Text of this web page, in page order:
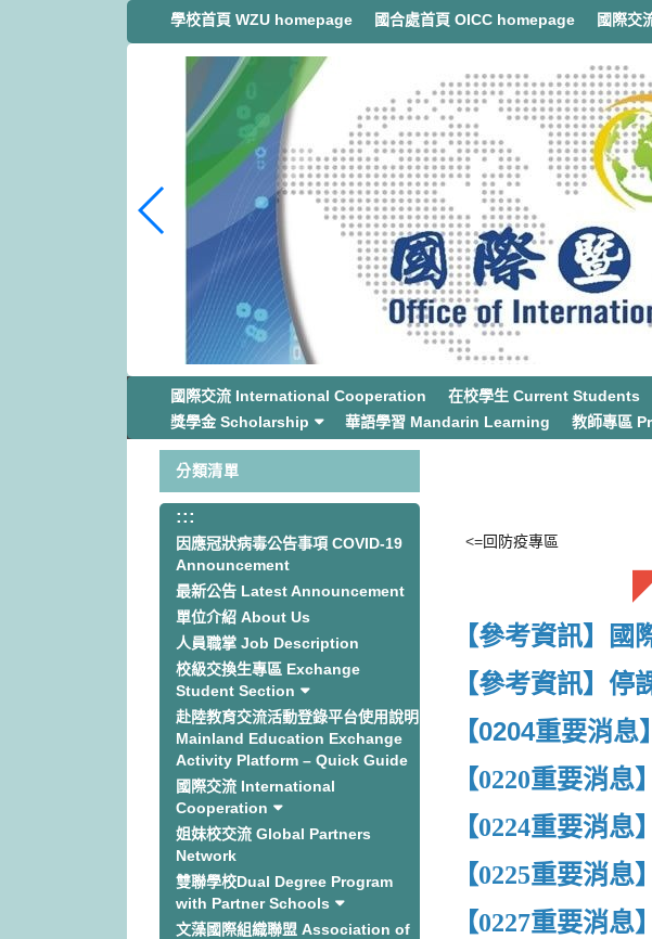
學校首頁 WZU homepage 國合處首頁 OICC homepage 國際交
國際交流 International Cooperation 在校學生 Current Students
獎學金 Scholarship
華語學習 Mandarin Learning 教師專區
分類清單
:::
因應冠狀病毒公告事項 COVID-19
Announcement
最新公告 Latest Announcement
單位介紹 About Us
人員職掌 Job Description
校級交換生專區 Exchange
Student Section
赴陸教育交流活動登錄平台使用說明
Mainland Education Exchange
Activity Platform – Quick Guide
國際交流 International
Cooperation
姐妹校交流 Global Partners
Network
雙聯學校Dual Degree Program
with Partner Schools
文藻國際組織聯盟 Association of
<=回防疫專區
【參考資訊】國
【參考資訊】 停
【0204重要消
【0220重要消
【0224重要消
【0225重要消
【0227重要消